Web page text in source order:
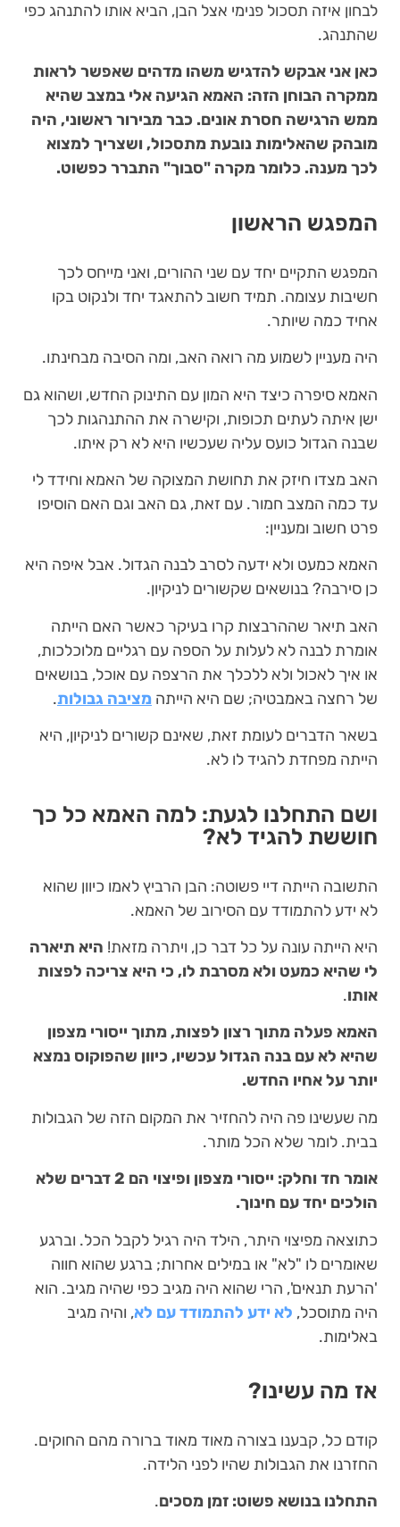
לבחון איזה תסכול פנימי אצל הבן, הביא אותו להתנהג כפי
שהתנהג.
כאן אני אבקש להדגיש משהו מדהים שאפשר לראות
ממקרה הבוחן הזה: האמא הגיעה אלי במצב שהיא
ממש הרגישה חסרת אונים. כבר מבירור ראשוני, היה
מובהק שהאלימות נובעת מתסכול, ושצריך למצוא
לכך מענה. כלומר מקרה "סבוך" התברר כפשוט.
המפגש הראשון
המפגש התקיים יחד עם שני ההורים, ואני מייחס לכך
חשיבות עצומה. תמיד חשוב להתאגד יחד ולנקוט בקו
אחיד כמה שיותר.
היה מעניין לשמוע מה רואה האב, ומה הסיבה מבחינתו.
האמא סיפרה כיצד היא המון עם התינוק החדש, ושהוא גם
ישן איתה לעתים תכופות, וקישרה את ההתנהגות לכך
שבנה הגדול כועס עליה שעכשיו היא לא רק איתו.
האב מצדו חיזק את תחושת המצוקה של האמא וחידד לי
עד כמה המצב חמור. עם זאת, גם האב וגם האם הוסיפו
פרט חשוב ומעניין:
האמא כמעט ולא ידעה לסרב לבנה הגדול. אבל איפה היא
כן סירבה? בנושאים שקשורים לניקיון.
האב תיאר שההרבצות קרו בעיקר כאשר האם הייתה
אומרת לבנה לא לעלות על הספה עם רגליים מלוכלכות,
או איך לאכול ולא ללכלך את הרצפה עם אוכל, בנושאים
של רחצה באמבטיה; שם היא הייתה מציבה גבולות.
בשאר הדברים לעומת זאת, שאינם קשורים לניקיון, היא
הייתה מפחדת להגיד לו לא.
ושם התחלנו לגעת: למה האמא כל כך
חוששת להגיד לא?
התשובה הייתה דיי פשוטה: הבן הרביץ לאמו כיוון שהוא
לא ידע להתמודד עם הסירוב של האמא.
היא הייתה עונה על כל דבר כן, ויתרה מזאת! היא תיארה
לי שהיא כמעט ולא מסרבת לו, כי היא צריכה לפצות
אותו.
האמא פעלה מתוך רצון לפצות, מתוך ייסורי מצפון
שהיא לא עם בנה הגדול עכשיו, כיוון שהפוקוס נמצא
יותר על אחיו החדש.
מה שעשינו פה היה להחזיר את המקום הזה של הגבולות
בבית. לומר שלא הכל מותר.
אומר חד וחלק: ייסורי מצפון ופיצוי הם 2 דברים שלא
הולכים יחד עם חינוך.
כתוצאה מפיצוי היתר, הילד היה רגיל לקבל הכל. וברגע
שאומרים לו "לא" או במילים אחרות; ברגע שהוא חווה
'הרעת תנאים', הרי שהוא היה מגיב כפי שהיה מגיב. הוא
היה מתוסכל, לא ידע להתמודד עם לא, והיה מגיב
באלימות.
אז מה עשינו?
קודם כל, קבענו בצורה מאוד מאוד ברורה מהם החוקים.
החזרנו את הגבולות שהיו לפני הלידה.
התחלנו בנושא פשוט: זמן מסכים.